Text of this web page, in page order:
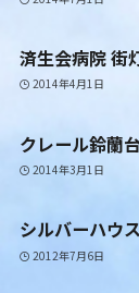
済生会病院 街
2014年4月1日
クレール鈴蘭
2014年3月1日
シルバーハウ
2012年7月6日